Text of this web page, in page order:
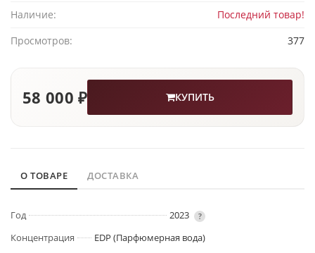
Наличие:
Последний товар!
Просмотров:
377
58 000 ₽ КУПИТЬ
О ТОВАРЕ ДОСТАВКА
Год 2023 ?
Концентрация
EDP (Парфюмерная вода)